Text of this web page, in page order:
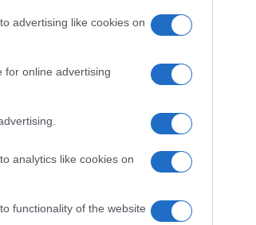
advertising like cookies on
for online advertising
analytics like cookies on
functionality of the website
la
come
di sviluppo.